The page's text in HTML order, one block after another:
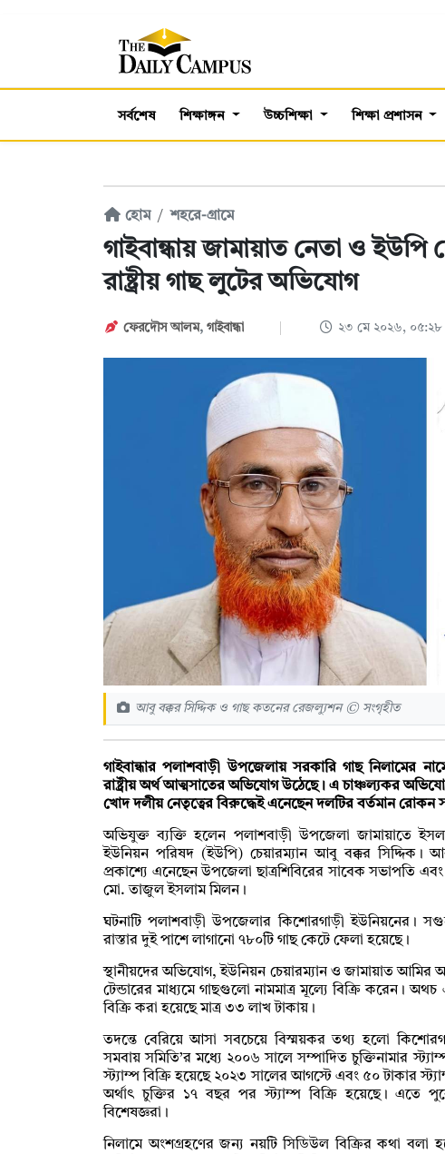
সর্বশেষ শিক্ষাঙ্গন উচ্চশিক্ষা শিক্ষা প্রশাসন
হোম শহরে-গ্রামে
গাইবান্ধায় জামায়াত নেতা ও ইউপি
রাষ্ট্রীয় গাছ লুটের অভিযোগ
ফেরদৌস আলম, গাইবান্ধা ২৩ মে ২০২৬, ০৫:২৮
আবু বক্কর সিদ্দিক ও গাছ কতনের রেজল্যুশন © সংগৃহীত
গাইবান্ধার পলাশবাড়ী উপজেলায় সরকারি গাছ নিলামের
রাষ্ট্রীয় অর্থ আত্মসাতের অভিযোগ উঠেছে। এ চাঞ্চল্যকর
খোদ দলীয় নেতৃত্বের বিরুদ্ধেই এনেছেন দলটির বর্তমান রোকন
অভিযুক্ত ব্যক্তি হলেন পলাশবাড়ী উপজেলা জামায়াতে
ইউনিয়ন পরিষদ (ইউপি) চেয়ারম্যান আবু বক্কর সিদ্দিক।
প্রকাশ্যে এনেছেন উপজেলা ছাত্রশিবিরের সাবেক সভাপতি
মো. তাজুল ইসলাম মিলন।
ঘটনাটি পলাশবাড়ী উপজেলার কিশোরগাড়ী ইউনিয়নের।
রাস্তার দুই পাশে লাগানো ৭৮০টি গাছ কেটে ফেলা হয়েছে।
স্থানীয়দের অভিযোগ, ইউনিয়ন চেয়ারম্যান ও জামায়াত আমির
টেন্ডারের মাধ্যমে গাছগুলো নামমাত্র মূল্যে বিক্রি করেন।
বিক্রি করা হয়েছে মাত্র ৩৩ লাখ টাকায়।
তদন্তে বেরিয়ে আসা সবচেয়ে বিস্ময়কর তথ্য হলো
সমবায় সমিতি’র মধ্যে ২০০৬ সালে সম্পাদিত চুক্তিনামার
স্ট্যাম্প বিক্রি হয়েছে ২০২৩ সালের আগস্টে এবং ৫০ টাকার
অর্থাৎ চুক্তির ১৭ বছর পর স্ট্যাম্প বিক্রি হয়েছে। এতে
বিশেষজ্ঞরা।
নিলামে অংশগ্রহণের জন্য নয়টি সিডিউল বিক্রির কথা বলা